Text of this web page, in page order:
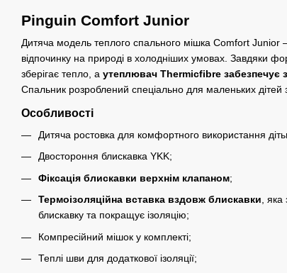
Pinguin Comfort Junior
Дитяча модель теплого спального мішка Comfort Junior
відпочинку на природі в холодніших умовах. Завдяки
зберігає тепло, а утеплювач Thermicfibre забезпечує
Спальник розроблений спеціально для маленьких дітей
Особливості
Дитяча ростовка для комфортного використання
Двостороння блискавка YKK;
Фіксація блискавки верхнім клапаном;
Термоізоляційна вставка вздовж блискавки ,
блискавку та покращує ізоляцію;
Компресійний мішок у комплекті;
Теплі шви для додаткової ізоляції;